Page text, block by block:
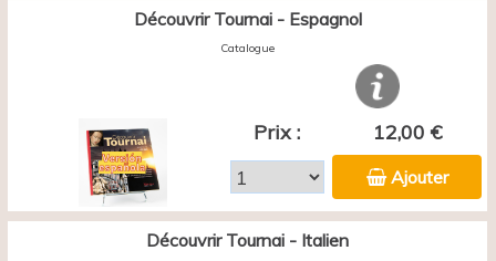
Découvrir Tournai - Espagnol
Catalogue
Prix : 12,00 €
Ajouter
Découvrir Tournai - Italien